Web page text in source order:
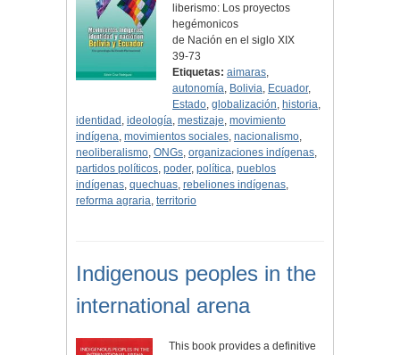
liberismo: Los proyectos
hegémonicos
de Nación en el siglo XIX
39-73
Etiquetas: aimaras,
autonomía, Bolivia, Ecuador,
Estado,globalización, historia,
identidad , ideología, mestizaje, movimiento
indígena, movimientos sociales, nacionalismo,
neoliberalismo, ONGs, organizaciones indígenas,
partidos políticos, poder, política, pueblos
indígenas, quechuas, rebeliones indígenas,
reforma agraria, territorio
Indigenous peoples in the
international arena
This book provides a definitive